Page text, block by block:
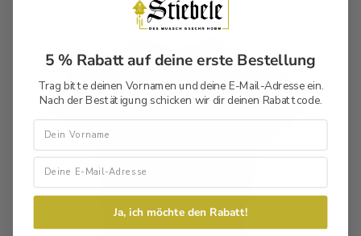
Normaler
Preis
34,90 €
Verkaufspreis
29,90 €
5 % Rabatt auf deine erste Bestellung
Trag bitte deinen Vornamen und deine E-Mail-Adresse ein.
Nach der Bestätigung schicken wir dir deinen Rabattcode.
Vorname
Ja, ich möchte den Rabatt!